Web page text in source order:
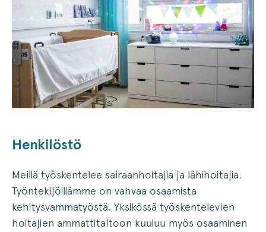
Henkilöstö
Meillä työskentelee sairaanhoitajia ja lähihoitajia.
Työntekijöillämme on vahvaa osaamista
kehitysvammatyöstä. Yksikössä työskentelevien
hoitajien ammattitaitoon kuuluu myös osaaminen